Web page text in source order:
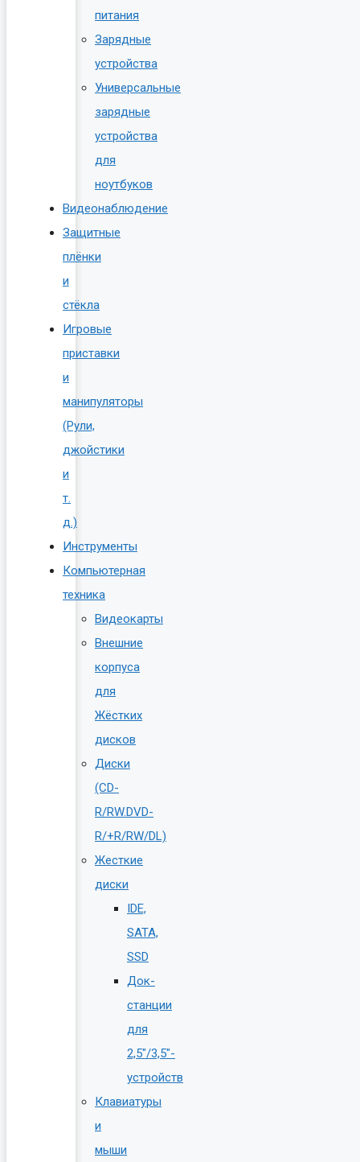
питания
Зарядные
устройства
Универсальные
зарядные
устройства
для
ноутбуков
Видеонаблюдение
Защитные
плёнки
и
стёкла
Игровые
приставки
и
манипуляторы
(Рули,
джойстики
и
т.
д.)
Инструменты
Компьютерная
техника
Видеокарты
Внешние
корпуса
для
Жёстких
дисков
Диски
(CD-
R/RW.DVD-
R/+R/RW/DL)
Жесткие
диски
IDE,
SATA,
SSD
Док-
станции
для
2,5″/3,5″-
устройств
Клавиатуры
и
мыши